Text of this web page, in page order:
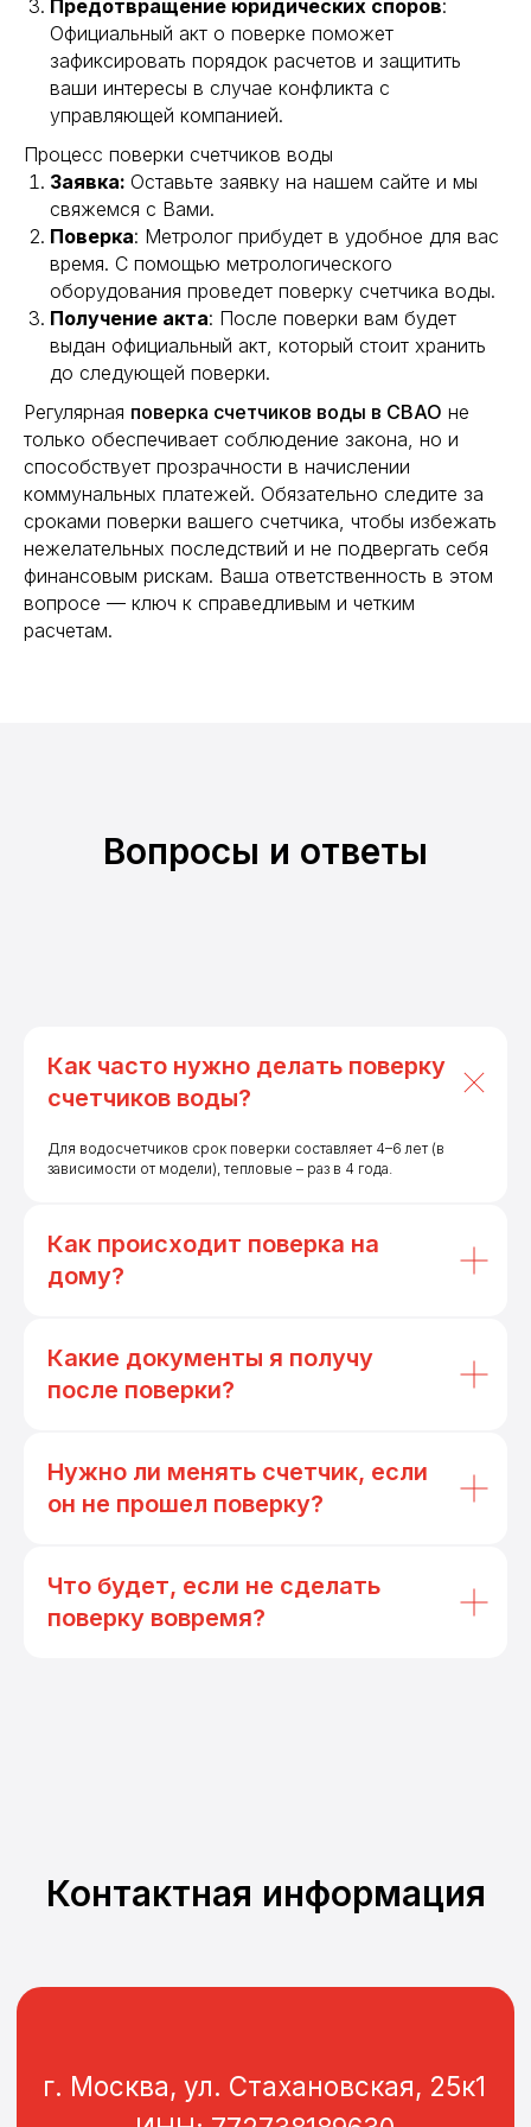
Предотвращение юридических споров:
Официальный акт о поверке поможет
зафиксировать порядок расчетов и защитить
ваши интересы в случае конфликта с
управляющей компанией.
Процесс поверки счетчиков воды
Заявка: Оставьте заявку на нашем сайте и мы
свяжемся с Вами.
Поверка: Метролог прибудет в удобное для вас
время. С помощью метрологического
оборудования проведет поверку счетчика воды.
Получение акта: После поверки вам будет
выдан официальный акт, который стоит хранить
до следующей поверки.
Регулярная поверка счетчиков воды в СВАО не
только обеспечивает соблюдение закона, но и
способствует прозрачности в начислении
коммунальных платежей. Обязательно следите за
сроками поверки вашего счетчика, чтобы избежать
нежелательных последствий и не подвергать себя
финансовым рискам. Ваша ответственность в этом
вопросе — ключ к справедливым и четким
расчетам.
Вопросы и ответы
Как часто нужно делать поверку
счетчиков воды?
Для водосчетчиков срок поверки составляет 4–6 лет (в
зависимости от модели), тепловые – раз в 4 года.
Как происходит поверка на
дому?
Какие документы я получу
после поверки?
Нужно ли менять счетчик, если
он не прошел поверку?
Что будет, если не сделать
поверку вовремя?
Контактная информация